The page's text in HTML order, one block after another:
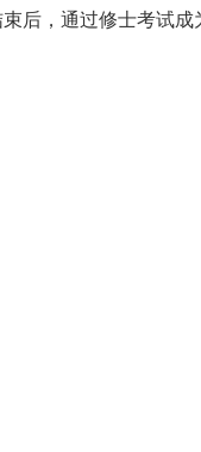
后，通过修士考试成